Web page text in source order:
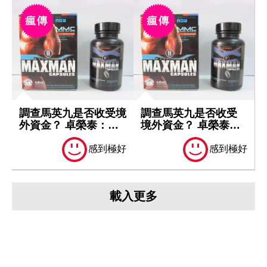
調查馬英九是否收受境
外資金？ 卓榮泰：一
切依法處理
感到極好
調查馬英九是否收受
境外資金？ 卓榮泰：
一切依法處理
感到極好
載入更多